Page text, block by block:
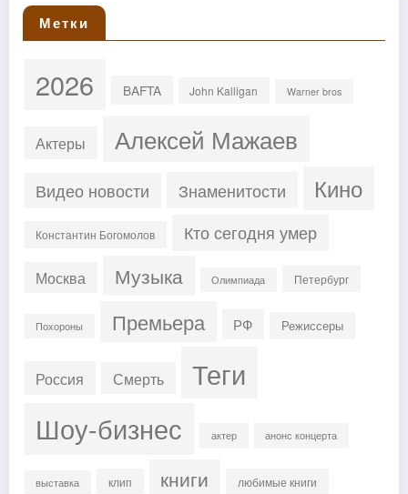
Метки
2026 BAFTA John Kalligan Warner bros
Актеры Алексей Мажаев
Видео новости Знаменитости Кино
Константин Богомолов Кто сегодня умер
Москва Музыка Олимпиада Петербург
Похороны Премьера РФ Режиссеры
Россия Смерть Теги
Шоу-бизнес актер анонс концерта
выставка клип книги любимые книги